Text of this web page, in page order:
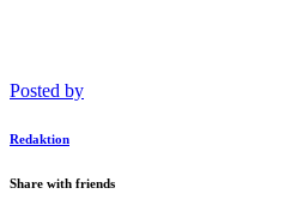
Posted by
Redaktion
Share with friends